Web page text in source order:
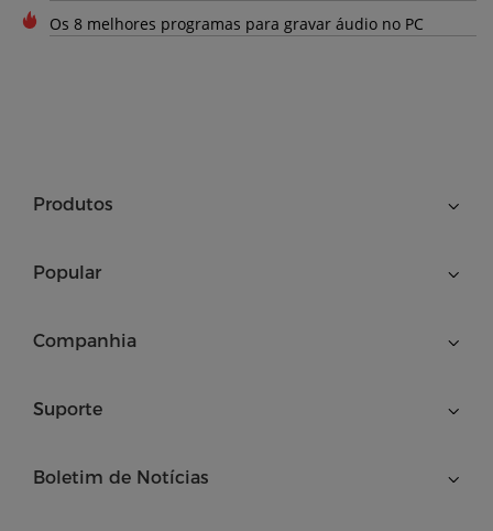
Os 8 melhores programas para gravar áudio no PC
Produtos
Popular
Companhia
Suporte
Boletim de Notícias